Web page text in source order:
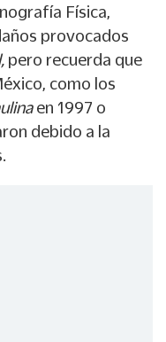
Física,
provocados
pero recuerda que
como los
en 1997 o
debido a la